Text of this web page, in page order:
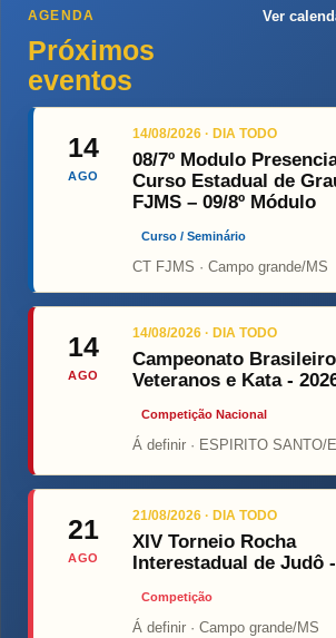
AGENDA
Próximos
eventos
Ver
14
AGO
14/08/2026 · DIA TODO
08/7º Modulo
Curso Estadual de
FJMS – 09/8º Módulo
Curso / Seminário
CT FJMS · Campo grande/MS
14
AGO
14/08/2026 · DIA TODO
Campeonato
Veteranos e Kata -
Competição Nacional
Á definir · ESPIRITO SANTO/
21
AGO
21/08/2026 · DIA TODO
XIV Torneio Rocha
Interestadual de Judô
Competição
Á definir · Campo grande/MS